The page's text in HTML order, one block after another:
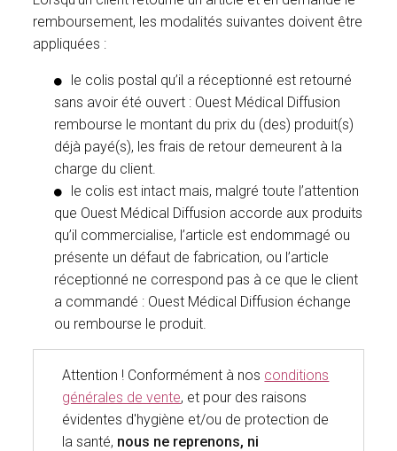
remboursement, les modalités suivantes doivent être
appliquées :
le colis postal qu’il a réceptionné est retourné
sans avoir été ouvert : Ouest Médical Diffusion
rembourse le montant du prix du (des) produit(s)
déjà payé(s), les frais de retour demeurent à la
charge du client.
le colis est intact mais, malgré toute l’attention
que Ouest Médical Diffusion accorde aux produits
qu’il commercialise, l’article est endommagé ou
présente un défaut de fabrication, ou l’article
réceptionné ne correspond pas à ce que le client
a commandé : Ouest Médical Diffusion échange
ou rembourse le produit.
Attention ! Conformément à nos conditions
générales de vente, et pour des raisons
évidentes d'hygiène et/ou de protection de
la santé, nous ne reprenons, ni